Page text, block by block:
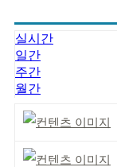
실시간
일간
주간
월간